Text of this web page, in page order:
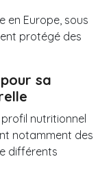
en Europe , sous
protégé des
sa
nutritionnel
notamment des
différents